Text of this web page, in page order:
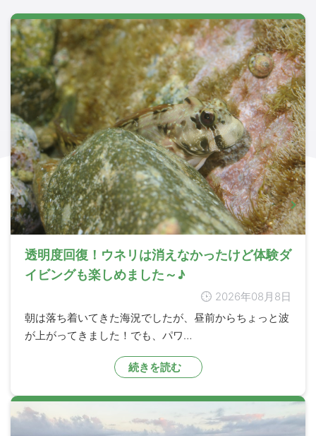
透明度回復！ウネリは消えなかったけど体験ダ
イビングも楽しめました～♪
2026年08月8日
朝は落ち着いてきた海況でしたが、昼前からちょっと波
が上がってきました！でも、パワ…
続きを読む